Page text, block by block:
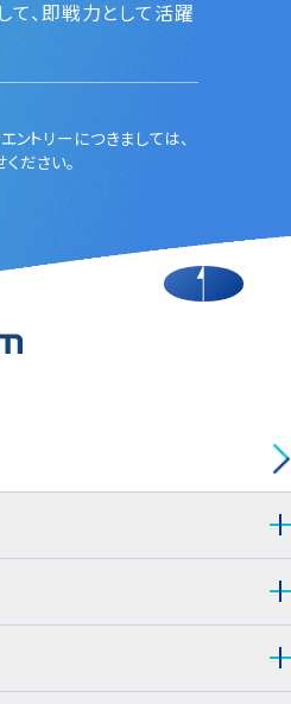
て、即戦力として活躍
トリーにつきましては、
ださい。